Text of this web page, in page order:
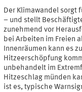
Der Klimawandel sorgt
– und stellt
zunehmend vor
bei Arbeiten im Freien
Innenräumen kann es
Hitzeerschöpfung
unbehandelt im
Hitzeschlag münden
ist es, typische